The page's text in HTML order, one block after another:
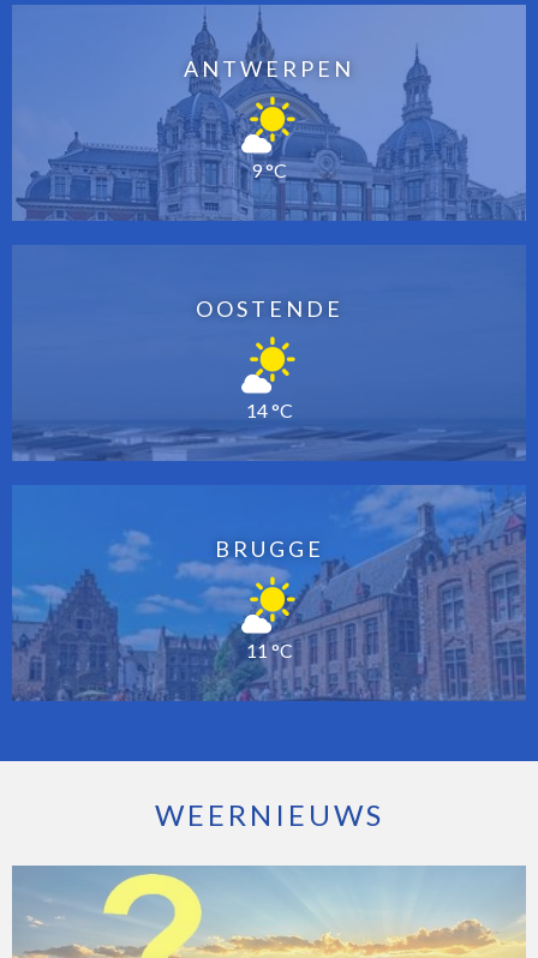
ANTWERPEN
9 °C
OOSTENDE
14 °C
BRUGGE
11 °C
WEERNIEUWS